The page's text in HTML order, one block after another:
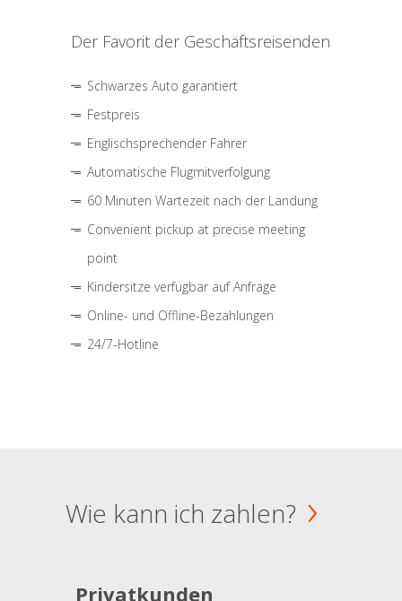
Der Favorit der Geschäftsreisenden
Schwarzes Auto garantiert
Festpreis
Englischsprechender Fahrer
Automatische Flugmitverfolgung
60 Minuten Wartezeit nach der Landung
Convenient pickup at precise meeting
point
Kindersitze verfügbar auf Anfrage
Online- und Offline-Bezahlungen
24/7-Hotline
Wie kann ich zahlen?
Privatkunden